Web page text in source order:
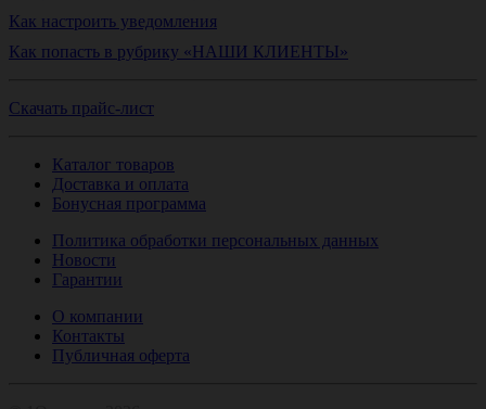
Как настроить уведомления
Как попасть в рубрику «НАШИ КЛИЕНТЫ»
Скачать прайс-лист
Каталог товаров
Доставка и оплата
Бонусная программа
Политика обработки персональных данных
Новости
Гарантии
О компании
Контакты
Публичная оферта